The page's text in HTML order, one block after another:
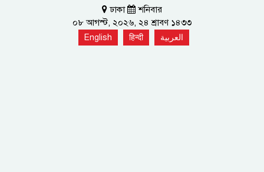
ঢাকা
শনিবার
০৮ আগস্ট, ২০২৬, ২৪ শ্রাবণ ১৪৩৩
English हिन्दी العربية